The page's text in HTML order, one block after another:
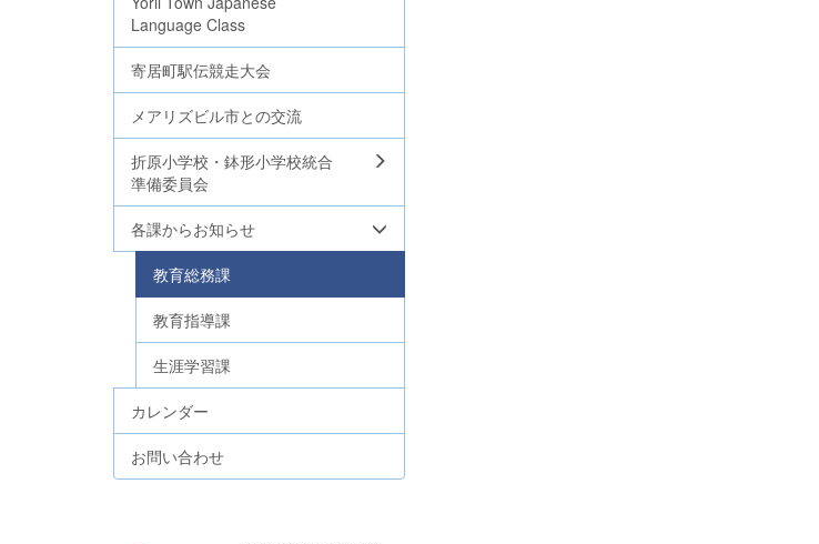
Language Class
寄居町駅伝競走大会
メアリズビル市との交流
折原小学校・鉢形小学校統合
準備委員会
各課からお知らせ
教育総務課
教育指導課
生涯学習課
カレンダー
お問い合わせ